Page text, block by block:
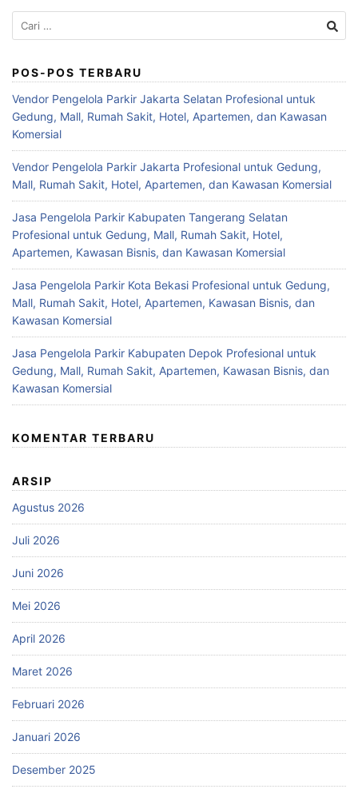
Cari
untuk:
POS-POS TERBARU
Vendor Pengelola Parkir Jakarta Selatan Profesional untuk
Gedung, Mall, Rumah Sakit, Hotel, Apartemen, dan Kawasan
Komersial
Vendor Pengelola Parkir Jakarta Profesional untuk Gedung,
Mall, Rumah Sakit, Hotel, Apartemen, dan Kawasan Komersial
Jasa Pengelola Parkir Kabupaten Tangerang Selatan
Profesional untuk Gedung, Mall, Rumah Sakit, Hotel,
Apartemen, Kawasan Bisnis, dan Kawasan Komersial
Jasa Pengelola Parkir Kota Bekasi Profesional untuk Gedung,
Mall, Rumah Sakit, Hotel, Apartemen, Kawasan Bisnis, dan
Kawasan Komersial
Jasa Pengelola Parkir Kabupaten Depok Profesional untuk
Gedung, Mall, Rumah Sakit, Apartemen, Kawasan Bisnis, dan
Kawasan Komersial
KOMENTAR TERBARU
ARSIP
Agustus 2026
Juli 2026
Juni 2026
Mei 2026
April 2026
Maret 2026
Februari 2026
Januari 2026
Desember 2025